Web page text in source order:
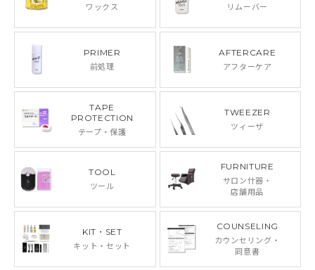
ワックス リムーバー
PRIMER
前処理
AFTERCARE
アフターケア
TAPE
PROTECTION
テープ・保護
TWEEZER
ツィーザ
TOOL
ツール
FURNITURE
サロン什器・
店舗用品
KIT・SET
キット・セット
COUNSELING
カウンセリング・
同意書